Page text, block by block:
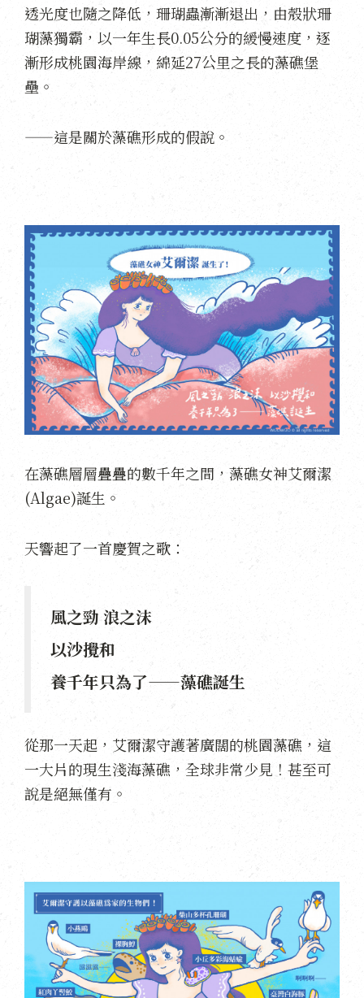
透光度也隨之降低，珊瑚蟲漸漸退出，由殼狀珊
瑚藻獨霸，以一年生長0.05公分的緩慢速度，逐
漸形成桃園海岸線，綿延27公里之長的藻礁堡
壘。
——這是關於藻礁形成的假說。
在藻礁層層疊疊的數千年之間，藻礁女神艾爾潔
(Algae)誕生。
天響起了一首慶賀之歌：
風之勁 浪之沫
以沙攪和
養千年只為了——藻礁誕生
從那一天起，艾爾潔守護著廣闊的桃園藻礁，這
一大片的現生淺海藻礁，全球非常少見！甚至可
說是絕無僅有。